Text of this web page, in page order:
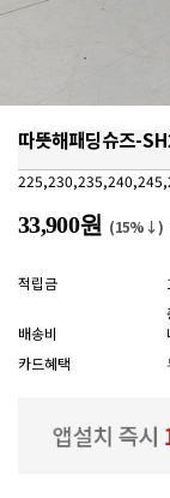
따뜻해패딩슈즈-
33,900원 (15%↓)
적립금
배송비
카드혜택